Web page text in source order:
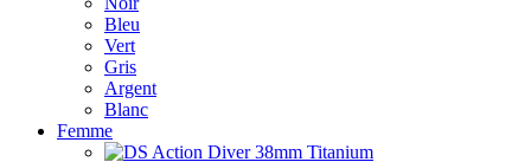
Bleu
Vert
Gris
Argent
Blanc
Femme